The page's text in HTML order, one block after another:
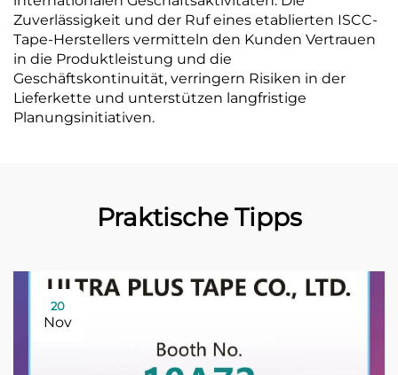
Zuverlässigkeit und der Ruf eines etablierten ISCC-
Tape-Herstellers vermitteln den Kunden Vertrauen
in die Produktleistung und die
Geschäftskontinuität, verringern Risiken in der
Lieferkette und unterstützen langfristige
Planungsinitiativen.
Praktische Tipps
20
Nov